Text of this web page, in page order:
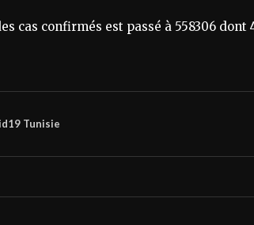
cas confirmés est passé à 558306 dont
Tunisie